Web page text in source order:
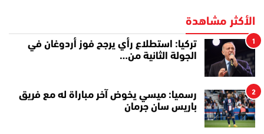
الأكثر مشاهدة
1
تركيا: استطلاع رأي يرجح فوز أردوغان في
الجولة الثانية من…
2
رسميا: ميسي يخوض آخر مباراة له مع فريق
باريس سان جرمان